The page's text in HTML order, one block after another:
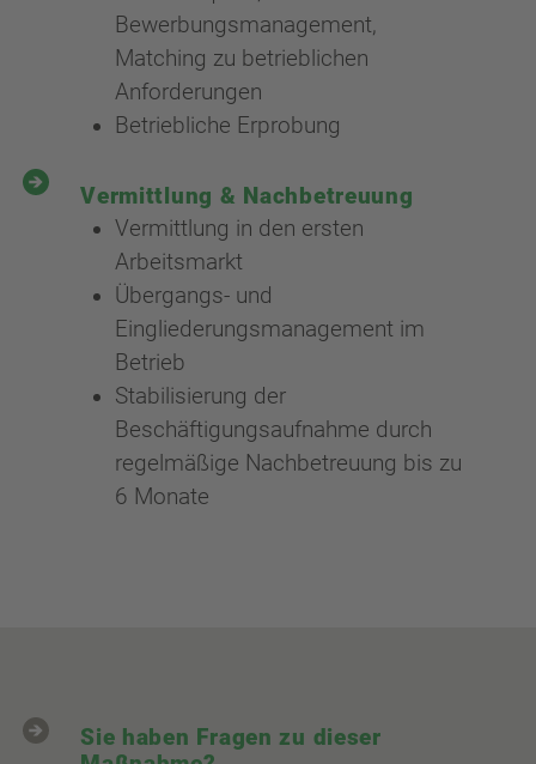
Bewerbungsmanagement,
Matching zu betrieblichen
Anforderungen
Betriebliche Erprobung
Vermittlung & Nachbetreuung
Vermittlung in den ersten
Arbeitsmarkt
Übergangs- und
Eingliederungsmanagement im
Betrieb
Stabilisierung der
Beschäftigungsaufnahme durch
regelmäßige Nachbetreuung bis zu
6 Monate
Sie haben Fragen zu dieser